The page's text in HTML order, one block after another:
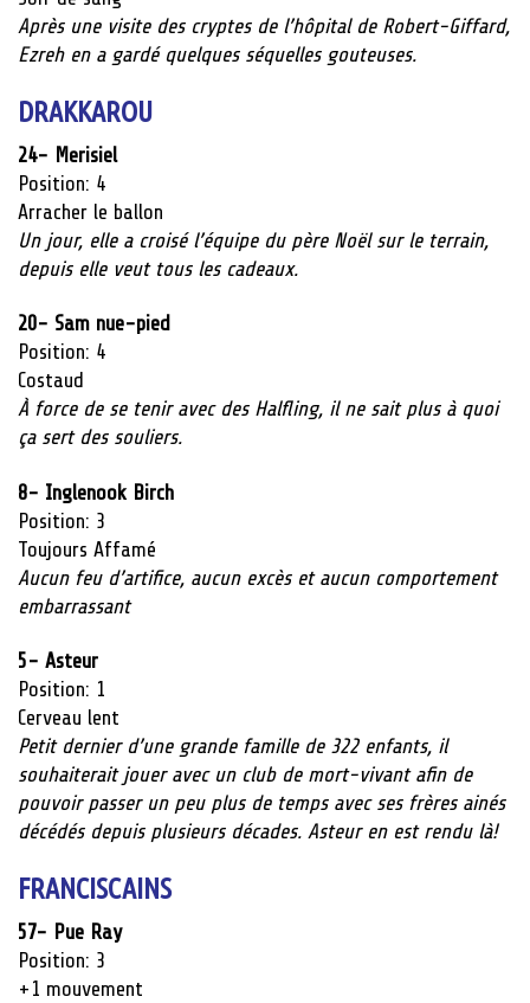
Après une visite des cryptes de l’hôpital de Robert-Giffard,
Ezreh en a gardé quelques séquelles gouteuses.
DRAKKAROU
24- Merisiel
Position: 4
Arracher le ballon
Un jour, elle a croisé l’équipe du père Noël sur le terrain,
depuis elle veut tous les cadeaux.
20- Sam nue-pied
Position: 4
Costaud
À force de se tenir avec des Halfling, il ne sait plus à quoi
ça sert des souliers.
8- Inglenook Birch
Position: 3
Toujours Affamé
Aucun feu d’artifice, aucun excès et aucun comportement
embarrassant
5- Asteur
Position: 1
Cerveau lent
Petit dernier d’une grande famille de 322 enfants, il
souhaiterait jouer avec un club de mort-vivant afin de
pouvoir passer un peu plus de temps avec ses frères ainés
décédés depuis plusieurs décades. Asteur en est rendu là!
FRANCISCAINS
57- Pue Ray
Position: 3
+1 mouvement